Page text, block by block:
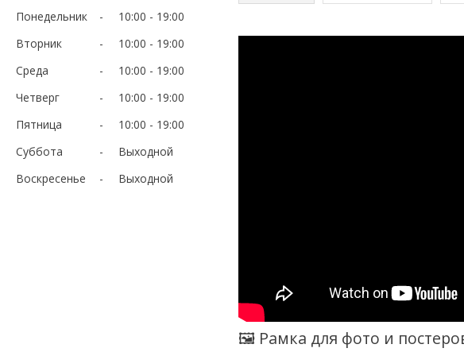
Понедельник 10:00
19:00
Вторник
10:00
19:00
Среда
10:00
19:00
Четверг
10:00
19:00
Пятница
10:00
19:00
Суббота
Выходной
Воскресенье
Выходной
🖼 Рамка для фото и